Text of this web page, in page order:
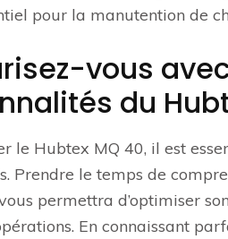
pour la manutention de
vous
du
le Hubtex MQ 40, il est
Prendre le temps de
permettra d’optimiser
En connaissant